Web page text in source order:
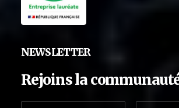
NEWSLETTER
Rejoins la